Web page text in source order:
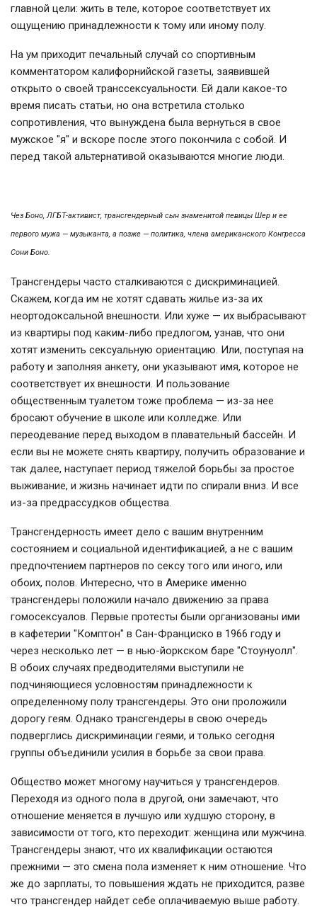
главной цели: жить в теле, которое соответствует их
ощущению принадлежности к тому или иному полу.
На ум приходит печальный случай со спортивным
комментатором калифорнийской газеты, заявившей
открыто о своей транссексуальности. Ей дали какое-то
время писать статьи, но она встретила столько
сопротивления, что вынуждена была вернуться в свое
мужское "я" и вскоре после этого покончила с собой. И
перед такой альтернативой оказываются многие люди.
Чез Боно, ЛГБТ-активист, трансгендерный сын знаменитой певицы Шер и ее
первого мужа — музыканта, а позже — политика, члена американского Конгресса
Сони Боно.
Трансгендеры часто сталкиваются с дискриминацией.
Скажем, когда им не хотят сдавать жилье из-за их
неортодоксальной внешности. Или хуже — их выбрасывают
из квартиры под каким-либо предлогом, узнав, что они
хотят изменить сексуальную ориентацию. Или, поступая на
работу и заполняя анкету, они указывают имя, которое не
соответствует их внешности. И пользование
общественным туалетом тоже проблема — из-за нее
бросают обучение в школе или колледже. Или
переодевание перед выходом в плавательный бассейн. И
если вы не можете снять квартиру, получить образование и
так далее, наступает период тяжелой борьбы за простое
выживание, и жизнь начинает идти по спирали вниз. И все
из-за предрассудков общества.
Трансгендерность имеет дело с вашим внутренним
состоянием и социальной идентификацией, а не с вашим
предпочтением партнеров по сексу того или иного, или
обоих, полов. Интересно, что в Америке именно
трансгендеры положили начало движению за права
гомосексуалов. Первые протесты были организованы ими
в кафетерии "Комптон" в Сан-Франциско в 1966 году и
через несколько лет — в нью-йоркском баре "Стоунуолл".
В обоих случаях предводителями выступили не
подчиняющиеся условностям принадлежности к
определенному полу трансгендеры. Это они проложили
дорогу геям. Однако трансгендеры в свою очередь
подверглись дискриминации геями, и только сегодня
группы объединили усилия в борьбе за свои права.
Общество может многому научиться у трансгендеров.
Переходя из одного пола в другой, они замечают, что
отношение меняется в лучшую или худшую сторону, в
зависимости от того, кто переходит: женщина или мужчина.
Трансгендеры знают, что их квалификации остаются
прежними — это смена пола изменяет к ним отношение. Что
же до зарплаты, то повышения ждать не приходится, разве
что трансгендер найдет себе оплачиваемую выше работу.